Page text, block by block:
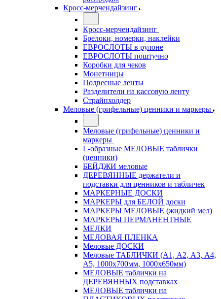
Кросс-мерчендайзинг
Кросс-мерчендайзинг
Брелоки, номерки, наклейки
ЕВРОСЛОТЫ в рулоне
ЕВРОСЛОТЫ поштучно
Коробки для чеков
Монетницы
Подвесные ленты
Разделители на кассовую ленту
Страйпхолдер
Меловые (грифельные) ценники и маркеры
Меловые (грифельные) ценники и
маркеры
L-образные МЕЛОВЫЕ таблички
(ценники)
БЕЙДЖИ меловые
ДЕРЕВЯННЫЕ держатели и
подставки для ценников и табличек
МАРКЕРНЫЕ ДОСКИ
МАРКЕРЫ для БЕЛОЙ доски
МАРКЕРЫ МЕЛОВЫЕ (жидкий мел)
МАРКЕРЫ ПЕРМАНЕНТНЫЕ
МЕЛКИ
МЕЛОВАЯ ПЛЕНКА
Меловые ДОСКИ
Меловые ТАБЛИЧКИ (А1, А2, А3, А4,
А5, 1000х700мм, 1000х650мм)
МЕЛОВЫЕ таблички на
ДЕРЕВЯННЫХ подставках
МЕЛОВЫЕ таблички на